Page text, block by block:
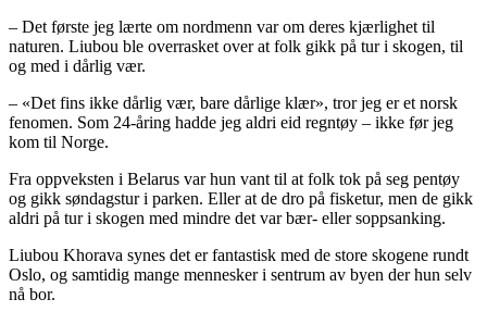
– Det første jeg lærte om nordmenn var om deres kjærlighet til
naturen. Liubou ble overrasket over at folk gikk på tur i skogen, til
og med i dårlig vær.
– «Det fins ikke dårlig vær, bare dårlige klær», tror jeg er et norsk
fenomen. Som 24-åring hadde jeg aldri eid regntøy – ikke før jeg
kom til Norge.
Fra oppveksten i Belarus var hun vant til at folk tok på seg pentøy
og gikk søndagstur i parken. Eller at de dro på fisketur, men de gikk
aldri på tur i skogen med mindre det var bær- eller soppsanking.
Liubou Khorava synes det er fantastisk med de store skogene rundt
Oslo, og samtidig mange mennesker i sentrum av byen der hun selv
nå bor.